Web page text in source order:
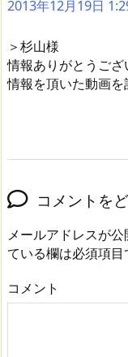
2013年12月19日
＞杉山様
情報ありがとうござ
情報を頂いた動画を
コメントを
メールアドレスが公
ている欄は必須項目
コメント